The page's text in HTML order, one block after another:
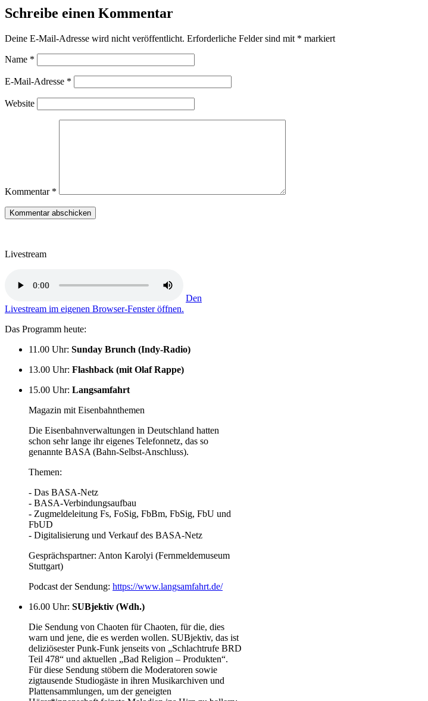
Schreibe einen Kommentar
Deine E-Mail-Adresse wird nicht veröffentlicht. Erforderliche Felder sind mit * markiert
Name *
E-Mail-Adresse *
Website
Kommentar *
Livestream
Den
Livestream im eigenen Browser-Fenster öffnen.
Das Programm heute:
11.00 Uhr: Sunday Brunch (Indy-Radio)
13.00 Uhr: Flashback (mit Olaf Rappe)
15.00 Uhr: Langsamfahrt
Magazin mit Eisenbahnthemen
Die Eisenbahnverwaltungen in Deutschland hatten
schon sehr lange ihr eigenes Telefonnetz, das so
genannte BASA (Bahn-Selbst-Anschluss).
Themen:
- Das BASA-Netz
- BASA-Verbindungsaufbau
- Zugmeldeleitung Fs, FoSig, FbBm, FbSig, FbU und
FbUD
- Digitalisierung und Verkauf des BASA-Netz
Gesprächspartner: Anton Karolyi (Fernmeldemuseum
Stuttgart)
Podcast der Sendung: https://www.langsamfahrt.de/
16.00 Uhr: SUBjektiv (Wdh.)
Die Sendung von Chaoten für Chaoten, für die, dies
warn und jene, die es werden wollen. SUBjektiv, das ist
deliziösester Punk-Funk jenseits von „Schlachtrufe BRD
Teil 478“ und aktuellen „Bad Religion – Produkten“.
Für diese Sendung stöbern die Moderatoren sowie
zigtausende Studiogäste in ihren Musikarchiven und
Plattensammlungen, um der geneigten